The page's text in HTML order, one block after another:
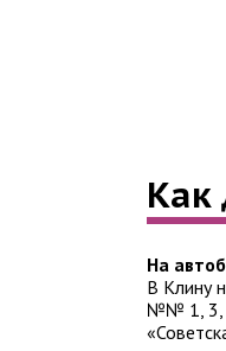
Как
На
В Клину
№№ 1, 3,